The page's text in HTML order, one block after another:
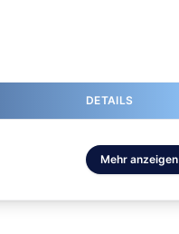
DETAILS
Mehr anzeigen